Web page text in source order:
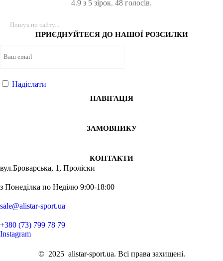
Спортивні кросівки чоловічі
Майка стрингер
Футболки білі жіночі
Спортивний топік
Чоловічі кросівки україна
Куртки спортивні чоловічі
Кросівки жіночі рівне
Alistar Sport
4.9 з 5 зірок. 48 голосів.
ПРИЄДНУЙТЕСЯ ДО НАШОЇ РОЗСИЛКИ
Надіслати
НАВІГАЦІЯ
ЗАМОВНИКУ
КОНТАКТИ
вул.Броварська, 1, Проліски
з Понеділка по Неділю 9:00-18:00
sale@alistar-sport.ua
+380 (73) 799 78 79
Instagram
© 2025alistar-sport.ua. Всі права захищені.